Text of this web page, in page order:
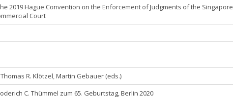
2019 Hague Convention on the Enforcement of Judgments of the Singapore
Court
R. Klötzel, Martin Gebauer (eds.)
C. Thümmel zum 65. Geburtstag, Berlin 2020